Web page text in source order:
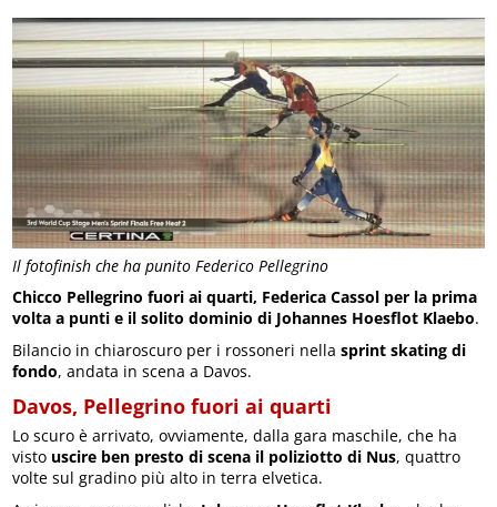
Il fotofinish che ha punito Federico Pellegrino
Chicco Pellegrino fuori ai quarti, Federica Cassol per la prima
volta a punti e il solito dominio di Johannes Hoesflot Klaebo.
Bilancio in chiaroscuro per i rossoneri nellasprint skating di
fondo, andata in scena a Davos.
Davos, Pellegrino fuori ai quarti
Lo scuro è arrivato, ovviamente, dalla gara maschile, che ha
visto uscire ben presto di scena il poliziotto di Nus, quattro
volte sul gradino più alto in terra elvetica.